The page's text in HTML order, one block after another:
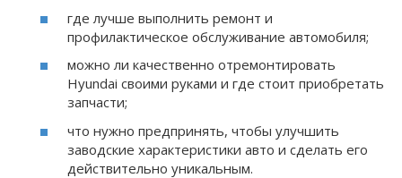
где лучше выполнить ремонт и
профилактическое обслуживание автомобиля;
можно ли качественно отремонтировать
Hyundai своими руками и где стоит приобретать
запчасти;
что нужно предпринять, чтобы улучшить
заводские характеристики авто и сделать его
действительно уникальным.